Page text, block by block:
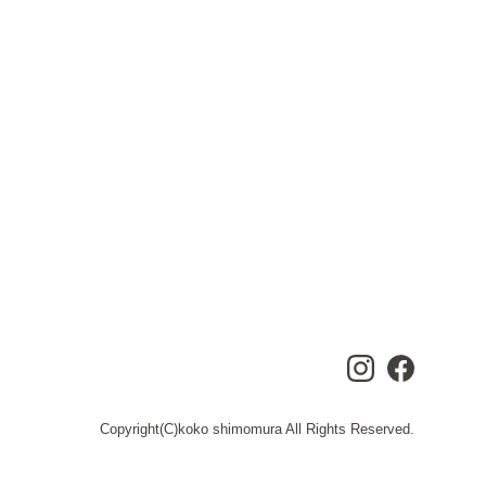
Copyright(C)koko shimomura All Rights Reserved.